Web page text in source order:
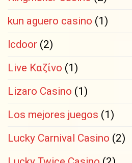
kun aguero casino (1)
lcdoor (2)
Live Καζίνο (1)
Lizaro Casino (1)
Los mejores juegos (1)
Lucky Carnival Casino (2)